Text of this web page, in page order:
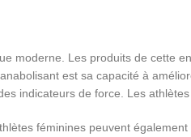
moderne. Les produits de cette
est sa capacité à
indicateurs de force. Les
féminines peuvent